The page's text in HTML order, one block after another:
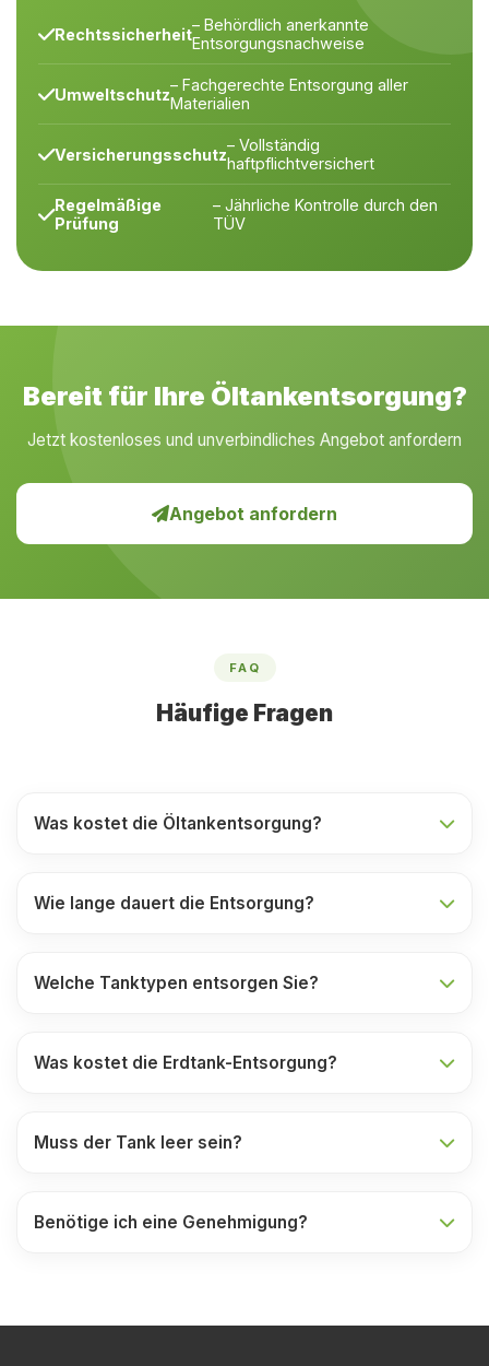
Rechtssicherheit– Behördlich anerkannte
Entsorgungsnachweise
Umweltschutz– Fachgerechte Entsorgung aller
Materialien
Versicherungsschutz– Vollständig
haftpflichtversichert
Regelmäßige
Prüfung
– Jährliche Kontrolle durch den
TÜV
Bereit für Ihre Öltankentsorgung?
Jetzt kostenloses und unverbindliches Angebot anfordern
Angebot anfordern
FAQ
Häufige Fragen
Was kostet die Öltankentsorgung?
Wie lange dauert die Entsorgung?
Welche Tanktypen entsorgen Sie?
Was kostet die Erdtank-Entsorgung?
Muss der Tank leer sein?
Benötige ich eine Genehmigung?